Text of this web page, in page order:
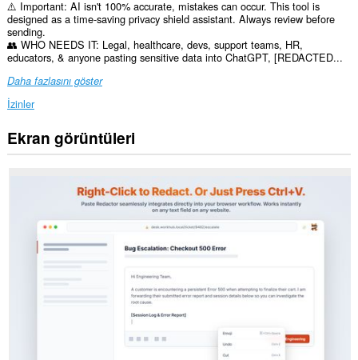
⚠️ Important: AI isn't 100% accurate, mistakes can occur. This tool is
designed as a time-saving privacy shield assistant. Always review before
sending.
👥 WHO NEEDS IT: Legal, healthcare, devs, support teams, HR,
educators, & anyone pasting sensitive data into ChatGPT, [REDACTED...
Daha fazlasını göster
İzinler
Bu
eklenti,
Ekran görüntüleri